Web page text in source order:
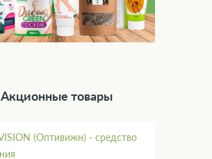
Акционные товары